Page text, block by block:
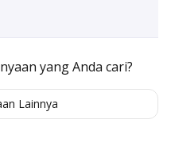
yang Anda cari?
Lainnya